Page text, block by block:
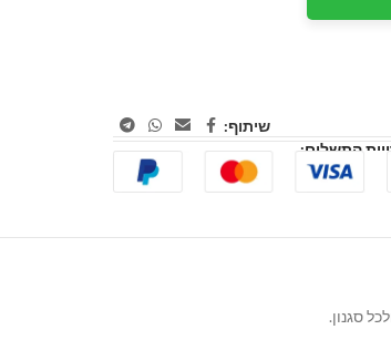
שיתוף:
התשלום: